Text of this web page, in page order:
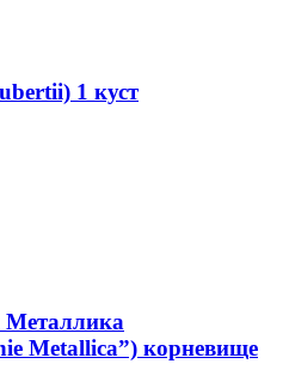
1 куст
Металлика
Metallica”) корневище